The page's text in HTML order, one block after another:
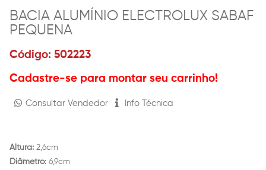
BACIA ALUMÍNIO ELECTROLUX SABAF
PEQUENA
Código: 502223
Cadastre-se para montar seu carrinho!
Consultar Vendedor Info Técnica
Altura: 2,6cm
Diâmetro: 6,9cm